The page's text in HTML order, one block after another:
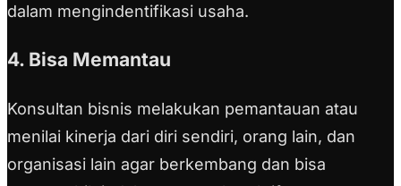
dalam mengindentifikasi usaha.
4. Bisa Memantau
Konsultan bisnis melakukan pemantauan atau
menilai kinerja dari diri sendiri, orang lain, dan
organisasi lain agar berkembang dan bisa